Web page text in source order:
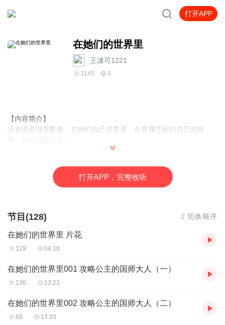
打开APP
在她们的世界里
王潇可1221
1140 9
【内容简介】
没有谁必须是配角，在她们自己世界里，会有属于她们自己的故
主播：王潇可1221
1、本作品为付费有声书，前30集为免费试听，购买成功后，即可收
2、版权归原作者所有，严禁翻录成任何形式，严禁在任何第三方平
台传播，违者将追究其法律责任。
面分享至微信内使用微信支付完成购买。
4、在购买过程中，如果您有任何问题，可以按以下步骤咨询在线客
第一步：您可在喜马拉雅APP【账号-联系客服】中咨询在线客服；
第二步：如果您无法联系上APP内在线客服，可关注【喜马拉雅
APP】公众号，通过下方菜单栏里【我的-在线客服】咨询在线客
打开APP，完整收听
节目(128) 切换顺序
在她们的世界里 片花
129 04:18
在她们的世界里001 攻略公主的国师大人（一）
136 13:23
在她们的世界里002 攻略公主的国师大人（二）
60 13:33